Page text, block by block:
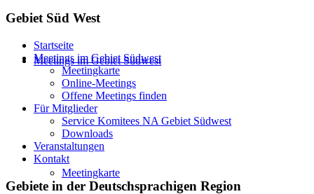
Meetings im Gebiet Südwest
Meetingkarte
Gebiet Süd West
Startseite
Meetings im Gebiet Südwest
Meetingkarte
Online-Meetings
Offene Meetings finden
Für Mitglieder
Service Komitees NA Gebiet Südwest
Downloads
Veranstaltungen
Kontakt
Gebiete in der Deutschsprachigen Region